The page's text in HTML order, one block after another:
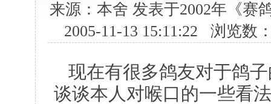
来源：本舍 发表于2002年《
2005-11-13 15:11:22 浏览数
现在有很多鸽友对于鸽
谈谈本人对喉口的一些看